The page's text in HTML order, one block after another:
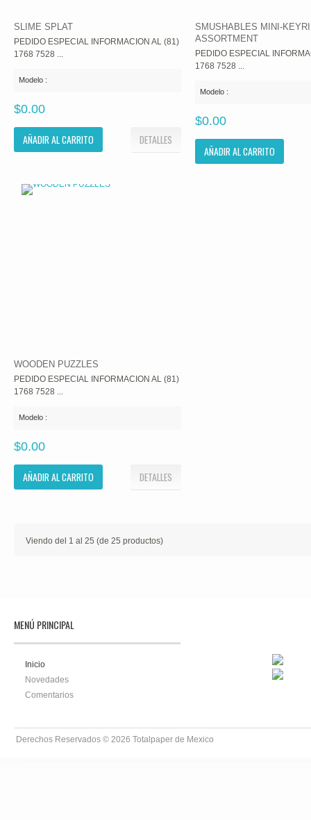
SLIME SPLAT
PEDIDO ESPECIAL INFORMACION AL (81)
1768 7528 ...
Modelo :
$0.00
DETALLES
AÑADIR AL CARRITO
SMUSHABLES MINI-
ASSORTMENT
PEDIDO ESPECIAL
1768 7528 ...
Modelo :
$0.00
AÑADIR AL CARRITO
WOODEN PUZZLES
PEDIDO ESPECIAL INFORMACION AL (81)
1768 7528 ...
Modelo :
$0.00
DETALLES
AÑADIR AL CARRITO
Viendo del 1 al 25 (de 25 productos)
MENÚ PRINCIPAL
Inicio
Novedades
Comentarios
Derechos Reservados © 2026 Totalpaper de Mexico